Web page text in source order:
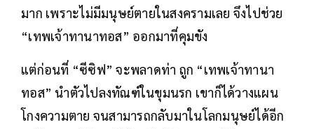
มาก เพราะไม่มีมนุษย์ตายในสงครามเลย จึงไปช่วย
“เทพเจ้าทานาทอส” ออกมาที่คุมขัง
แต่ก่อนที่ “ซีซิฟ” จะพลาดท่า ถูก “เทพเจ้าทานา
ทอส” นำตัวไปลงทัณฑ์ในขุมนรก เขาก็ได้วางแผน
โกงความตาย จนสามารถกลับมาในโลกมนุษย์ได้อีก